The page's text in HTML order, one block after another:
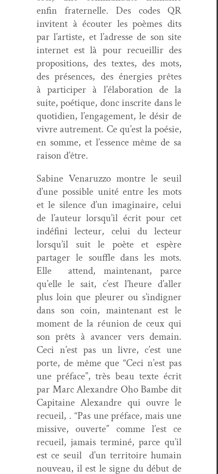
enfin frater­nelle. Des codes QR
invi­tent à écouter les poèmes dits
par l’artiste, et l’adresse de son site
inter­net est là pour recueil­lir des
propo­si­tions, des textes, des mots,
des présences, des éner­gies prêtes
à par­ticiper à l’élab­o­ra­tion de la
suite, poé­tique, donc inscrite dans le
quo­ti­di­en, l’en­gage­ment, le désir de
vivre autrement. Ce qu’est la poésie,
en somme, et l’essence même de sa
rai­son d’être.
Sabine Venaruz­zo mon­tre le seuil
d’une pos­si­ble unité entre les mots
et le silence d’un imag­i­naire, celui
de l’auteur lorsqu’il écrit pour cet
indéfi­ni lecteur, celui du lecteur
lorsqu’il suit le poète et espère
partager le souf­fle dans les mots.
Elle attend, main­tenant, parce
qu’elle le sait, c’est l’heure d’aller
plus loin que pleur­er ou s’indigner
dans son coin, main­tenant est le
moment de la réu­nion de ceux qui
son prêts à avancer vers demain.
Ceci n’est pas un livre, c’est une
porte, de même que “Ceci n’est pas
une pré­face”, très beau texte écrit
par Marc Alexan­dre Oho Bambe dit
Cap­i­taine Alexan­dre qui ouvre le
recueil, . “Pas une pré­face, mais une
mis­sive, ouverte” comme l’est ce
recueil, jamais ter­miné, parce qu’il
est ce seuil d’un ter­ri­toire humain
nou­veau, il est le signe du début de